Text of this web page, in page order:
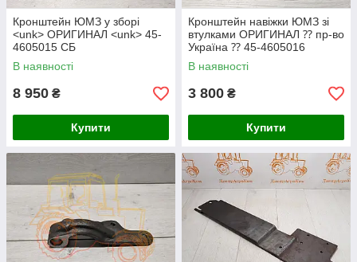
Кронштейн ЮМЗ у зборі
<unk> ОРИГИНАЛ <unk> 45-
4605015 СБ
В наявності
8 950 ₴
Купити
Кронштейн навіжки ЮМЗ зі
втулками ОРИГИНАЛ ⁇ пр-во
Україна ⁇ 45-4605016
В наявності
3 800 ₴
Купити